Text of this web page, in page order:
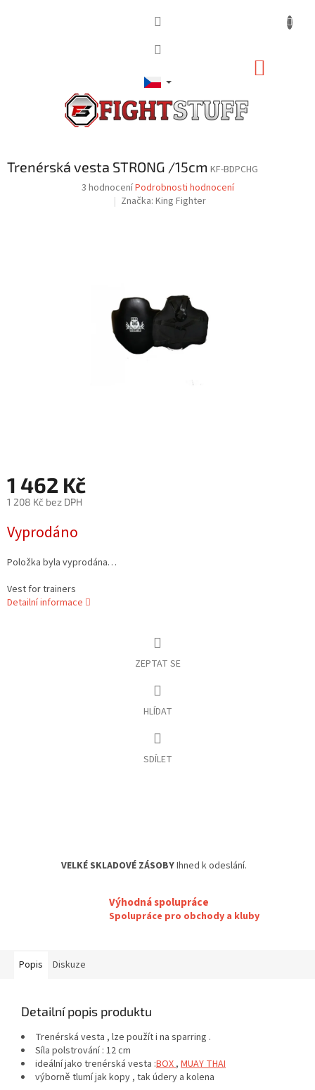
Trenérská vesta STRONG /15cm KF-BDPCHG
Průměrné
hodnocení
3 hodnoceníPodrobnosti hodnocení
Značka: King Fighter
1 462 Kč
1 208 Kč bez DPH
cena:
Vyprodáno
Položka byla vyprodána…
Vest for trainers
Detailní informace
ZEPTAT SE
HLÍDAT
SDÍLET
VELKÉ SKLADOVÉ ZÁSOBYIhned k odeslání.
Výhodná spolupráce
Spolupráce pro obchody a kluby
Popis Diskuze
Detailní popis produktu
Trenérská vesta , lze použít i na sparring .
Síla polstrování : 12 cm
ideální jako trenérská vesta :BOX , MUAY THAI
výborně tlumí jak kopy , tak údery a kolena